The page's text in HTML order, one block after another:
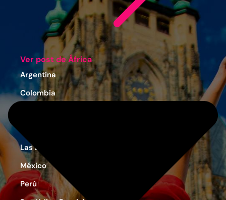
Ver post de África
Argentina
Colombia
Las Bahamas
México
Perú